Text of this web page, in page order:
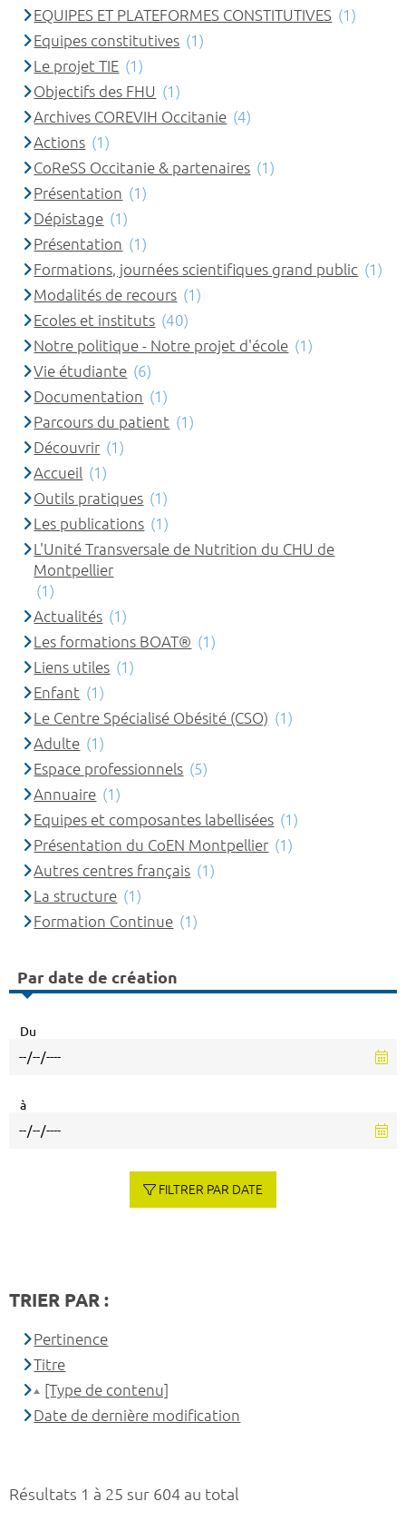
Résultats 1 à 25 sur 604 au total
EQUIPES ET PLATEFORMES CONSTITUTIVES (1)
Equipes constitutives (1)
Le projet TIE (1)
Objectifs des FHU (1)
Archives COREVIH Occitanie (4)
Actions (1)
CoReSS Occitanie & partenaires (1)
Présentation (1)
Dépistage (1)
Présentation (1)
Formations, journées scientifiques grand public (1)
Modalités de recours (1)
Ecoles et instituts (40)
Notre politique - Notre projet d'école (1)
Vie étudiante (6)
Documentation (1)
Parcours du patient (1)
Découvrir (1)
Accueil (1)
Outils pratiques (1)
Les publications (1)
L'Unité Transversale de Nutrition du CHU de
Montpellier
(1)
Actualités (1)
Les formations BOAT® (1)
Liens utiles (1)
Enfant (1)
Le Centre Spécialisé Obésité (CSO) (1)
Adulte (1)
Espace professionnels (5)
Annuaire (1)
Equipes et composantes labellisées (1)
Présentation du CoEN Montpellier (1)
Autres centres français (1)
La structure (1)
Formation Continue (1)
Par date de création
Du
à
FILTRER PAR DATE
TRIER PAR :
Pertinence
Titre
[Type de contenu]
Date de dernière modification